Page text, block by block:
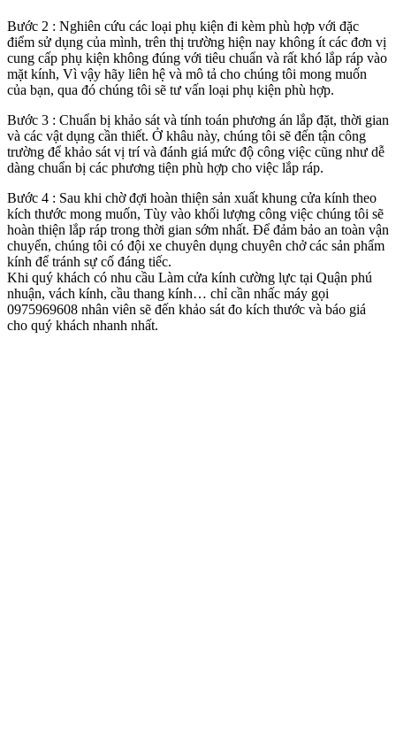
Bước 2 : Nghiên cứu các loại phụ kiện đi kèm phù hợp với đặc
điểm sử dụng của mình, trên thị trường hiện nay không ít các đơn vị
cung cấp phụ kiện không đúng với tiêu chuẩn và rất khó lắp ráp vào
mặt kính, Vì vậy hãy liên hệ và mô tả cho chúng tôi mong muốn
của bạn, qua đó chúng tôi sẽ tư vấn loại phụ kiện phù hợp.
Bước 3 : Chuẩn bị khảo sát và tính toán phương án lắp đặt, thời gian
và các vật dụng cần thiết. Ở khâu này, chúng tôi sẽ đến tận công
trường để khảo sát vị trí và đánh giá mức độ công việc cũng như dễ
dàng chuẩn bị các phương tiện phù hợp cho việc lắp ráp.
Bước 4 : Sau khi chờ đợi hoàn thiện sản xuất khung cửa kính theo
kích thước mong muốn, Tùy vào khối lượng công việc chúng tôi sẽ
hoàn thiện lắp ráp trong thời gian sớm nhất. Để đảm bảo an toàn vận
chuyển, chúng tôi có đội xe chuyên dụng chuyên chở các sản phẩm
kính để tránh sự cố đáng tiếc.
Khi quý khách có nhu cầu Làm cửa kính cường lực tại Quận phú
nhuận, vách kính, cầu thang kính… chỉ cần nhấc máy gọi
0975969608 nhân viên sẽ đến khảo sát đo kích thước và báo giá
cho quý khách nhanh nhất.